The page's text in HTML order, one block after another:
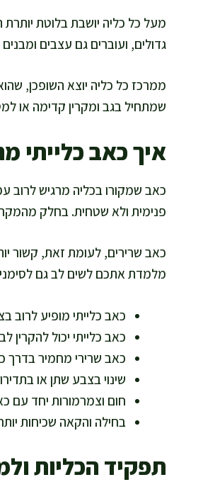
מעל כל כליה יושבת בלוטת יותרת
גדולים, ועוברים גם עצבים
ממרכז כל כליה יוצא השופכן,
שמתחיל בגב ומקרין קדימה או
איך כאב כלייתי
כאב שמקורו בכליה מרגיש לרוב
פנימית ולא שטחית. בחלק
כאב שרירים, לעומת זאת, קשור
מלמדת אתכם לשים לב גם
כאב כלייתי מופיע לרוב
כאב כלייתי יכול
כאב שרירי מחמיר בדרך
שינוי בצבע שתן או
חום וצמרמורות יחד עם
בחילה והקאה שכיחות
תפקיד הכליות